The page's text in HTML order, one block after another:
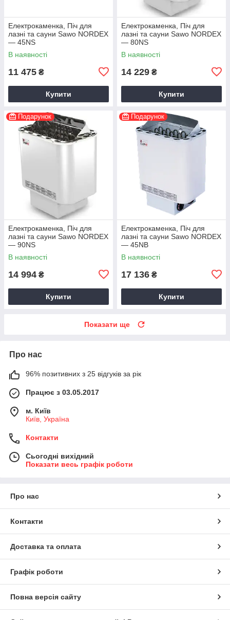
Електрокаменка, Піч для
лазні та сауни Sawo NORDEX
— 45NS
В наявності
11 475 ₴
Купити
Електрокаменка, Піч для
лазні та сауни Sawo NORDEX
— 80NS
В наявності
14 229 ₴
Купити
Подарунок
Електрокаменка, Піч для
лазні та сауни Sawo NORDEX
— 90NS
В наявності
14 994 ₴
Купити
Подарунок
Електрокаменка, Піч для
лазні та сауни Sawo NORDEX
— 45NB
В наявності
17 136 ₴
Купити
Показати ще
Про нас
96% позитивних з 25 відгуків за рік
Працює з 03.05.2017
м. Київ
Київ, Україна
Контакти
Сьогодні вихідний
Показати весь графік роботи
Про нас
Контакти
Доставка та оплата
Графік роботи
Повна версія сайту